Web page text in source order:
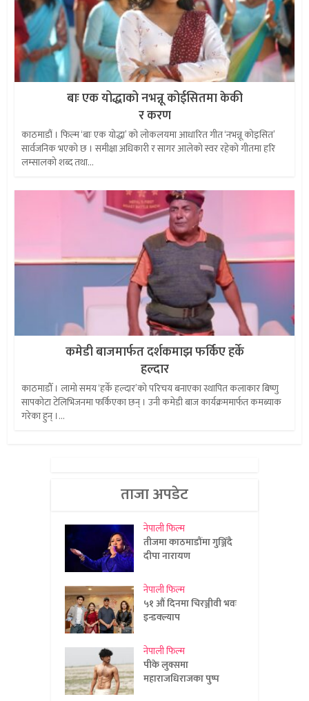
बाः एक योद्धाको नभन्नू कोईसितमा केकी
र करण
काठमाडौं । फिल्म ‘बाः एक योद्धा’ को लोकलयमा आधारित गीत ‘नभन्नू कोइसित’
सार्वजनिक भएको छ । समीक्षा अधिकारी र सागर आलेको स्वर रहेको गीतमा हरि
लम्सालको शब्द तथा...
कमेडी बाजमार्फत दर्शकमाझ फर्किए हर्के
हल्दार
काठमाडौँ । लामो समय ‘हर्के हल्दार’को परिचय बनाएका स्थापित कलाकार बिष्णु
सापकोटा टेलिभिजनमा फर्किएका छन् । उनी कमेडी बाज कार्यक्रममार्फत कमब्याक
गरेका हुन् ।...
ताजा अपडेट
नेपाली फिल्म
तीजमा काठमाडौंमा गुञ्जिँदै
दीपा नारायण
नेपाली फिल्म
५१ औं दिनमा चिरञ्जीवी भवः
इन्डक्ल्याप
नेपाली फिल्म
पीके लुक्समा
महाराजधिराजका पुष्प